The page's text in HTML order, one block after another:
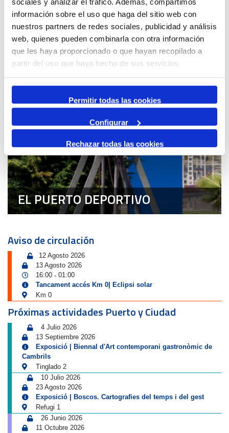
información sobre el uso que haga del sitio web con
nuestros partners de redes sociales, publicidad y análisis
web, quienes pueden combinarla con otra información
que les haya proporcionado o que hayan recopilado a
partir del uso que haya hecho de sus servicios.
Permitir todas las cookies
Configurar
Rechazar todas las cookies
3495
Evento anterior
Siguiente evento
Puerto y Ciudad
EL PUERTO DEPORTIVO
Aviso de circulación
12 Agosto 2026
13 Agosto 2026
16:00 - 01:00
Tancament accés Km 0| Eclipsi solar
Km 0
Próximas actividades Puerto y Ciudad
4 Julio 2026
13 Septiembre 2026
Exposició | Biennal d'Art contemporani gastronòmic de
Cambrils
Tinglado 2
10 Julio 2026
23 Agosto 2026
Exposició | Boscos. Cartografies del temps i del gest
Refugi 1
26 Junio 2026
11 Octubre 2026